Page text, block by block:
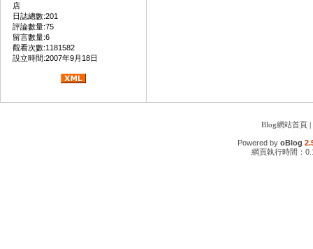
店
日誌總數:201
評論數量:75
留言數量:6
觀看次數:1181582
設立時間:2007年9月18日
Blog網站首頁|
Powered by oBlog
網頁執行時間：